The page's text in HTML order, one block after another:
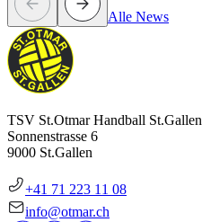
Alle News
TSV St.Otmar Handball St.Gallen
Sonnenstrasse 6
9000 St.Gallen
+41 71 223 11 08
info@otmar.ch